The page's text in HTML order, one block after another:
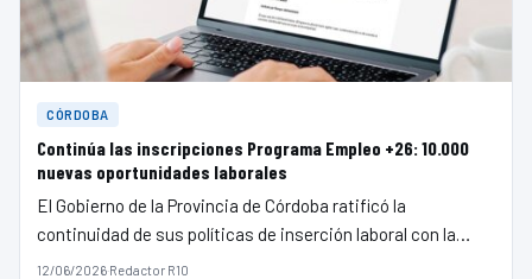
CÓRDOBA
Continúa las inscripciones Programa Empleo +26: 10.000
nuevas oportunidades laborales
El Gobierno de la Provincia de Córdoba ratificó la
continuidad de sus políticas de inserción laboral con la…
12/06/2026·Redactor R10